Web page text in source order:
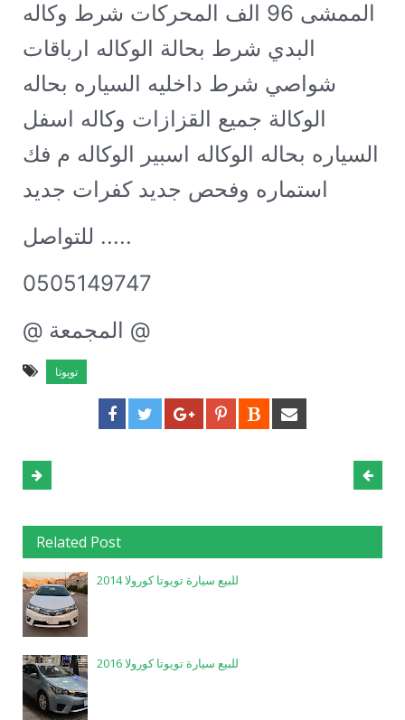
الممشى 96 الف المحركات شرط وكاله
البدي شرط بحالة الوكاله ارباقات
شواصي شرط داخليه السياره بحاله
الوكالة جميع القزازات وكاله اسفل
السياره بحاله الوكاله اسبير الوكاله م فك
استماره وفحص جديد كفرات جديد
للتواصل .....
0505149747
@ المجمعة @
تويوتا
Related Post
للبيع سيارة تويوتا كورولا 2014
للبيع سيارة تويوتا كورولا 2016